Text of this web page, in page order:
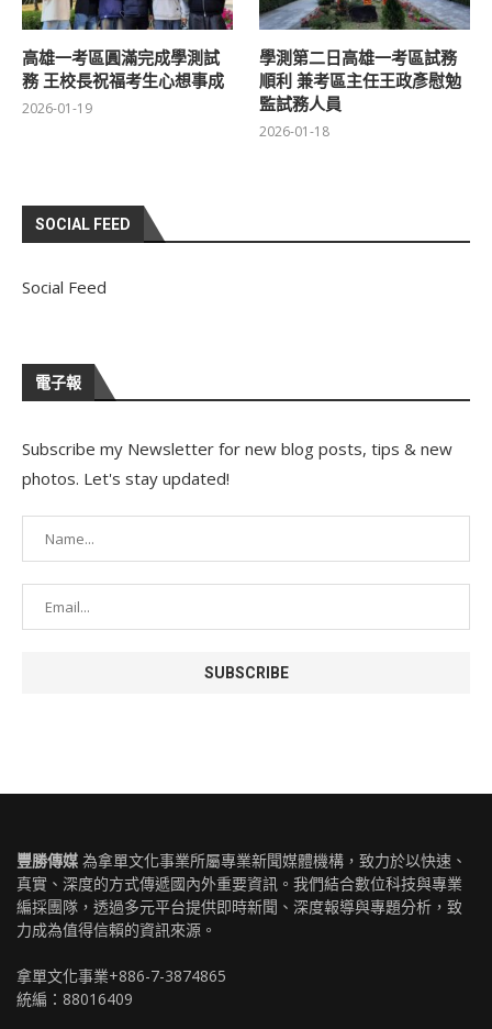
高雄一考區圓滿完成學測試
務 王校長祝福考生心想事成
2026-01-19
學測第二日高雄一考區試務
順利 兼考區主任王政彥慰勉
監試務人員
2026-01-18
SOCIAL FEED
Social Feed
電子報
Subscribe my Newsletter for new blog posts, tips & new
photos. Let's stay updated!
豐勝傳媒 為拿單文化事業所屬專業新聞媒體機構，致力於以快速、
真實、深度的方式傳遞國內外重要資訊。我們結合數位科技與專業
編採團隊，透過多元平台提供即時新聞、深度報導與專題分析，致
力成為值得信賴的資訊來源。
拿單文化事業+886-7-3874865
統編：88016409